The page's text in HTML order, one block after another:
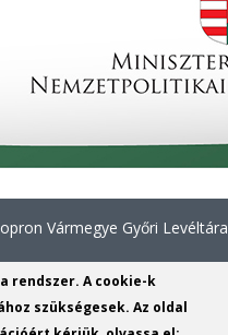
Vármegye Győri Levéltára
rendszer. A cookie-k
szükségesek. Az oldal